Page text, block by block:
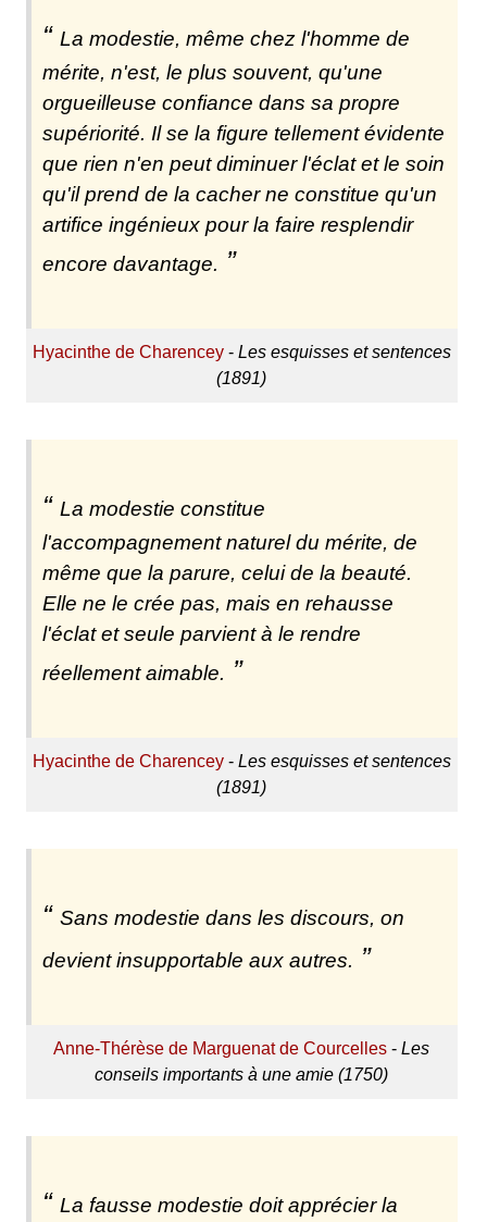
La modestie, même chez l'homme de
mérite, n'est, le plus souvent, qu'une
orgueilleuse confiance dans sa propre
supériorité. Il se la figure tellement évidente
que rien n'en peut diminuer l'éclat et le soin
qu'il prend de la cacher ne constitue qu'un
artifice ingénieux pour la faire resplendir
encore davantage.
Hyacinthe de Charencey- Les esquisses et sentences
(1891)
La modestie constitue
l'accompagnement naturel du mérite, de
même que la parure, celui de la beauté.
Elle ne le crée pas, mais en rehausse
l'éclat et seule parvient à le rendre
réellement aimable.
Hyacinthe de Charencey- Les esquisses et sentences
(1891)
Sans modestie dans les discours, on
devient insupportable aux autres.
Anne-Thérèse de Marguenat de Courcelles -Les
conseils importants à une amie (1750)
La fausse modestie doit apprécier la